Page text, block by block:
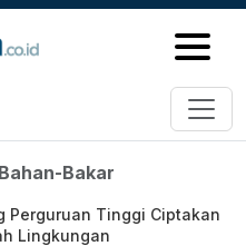
Bakar
Bakar
Perguruan Tinggi Ciptakan
Lingkungan